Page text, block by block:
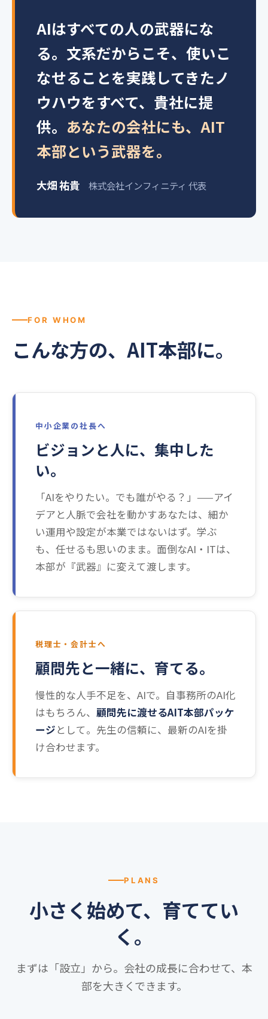
AIはすべての人の武器にな
る。文系だからこそ、使いこ
なせることを実践してきたノ
ウハウをすべて、貴社に提
供。 あなたの会社にも、AIT
本部という武器を。
大畑 祐貴 株式会社インフィニティ 代表
FOR WHOM
こんな方の、AIT本部に。
中小企業の社長へ
ビジョンと人に、集中した
い。
「AIをやりたい。でも誰がやる？」——アイ
デアと人脈で会社を動かすあなたは、細か
い運用や設定が本業ではないはず。学ぶ
も、任せるも思いのまま。面倒なAI・ITは、
本部が『武器』に変えて渡します。
税理士・会計士へ
顧問先と一緒に、育てる。
慢性的な人手不足を、AIで。自事務所のAI化
はもちろん、 顧問先に渡せるAIT本部パッケ
ージとして。先生の信頼に、最新のAIを掛
け合わせます。
PLANS
小さく始めて、育ててい
く。
まずは「設立」から。会社の成長に合わせて、本
部を大きくできます。